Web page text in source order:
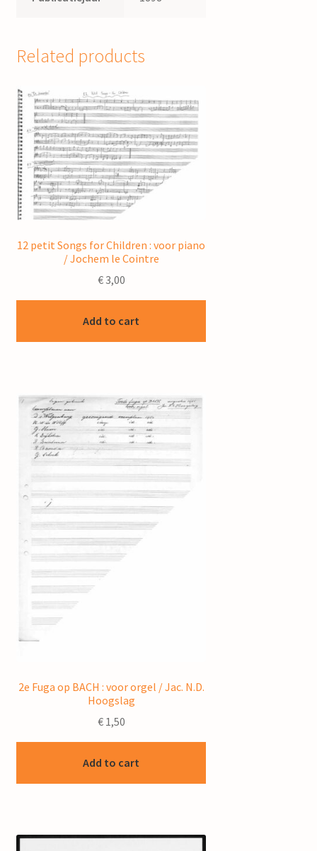
Related products
12 petit Songs for Children : voor piano
/ Jochem le Cointre
€3,00
Add to cart
2e Fuga op BACH : voor orgel / Jac. N.D.
Hoogslag
€1,50
Add to cart